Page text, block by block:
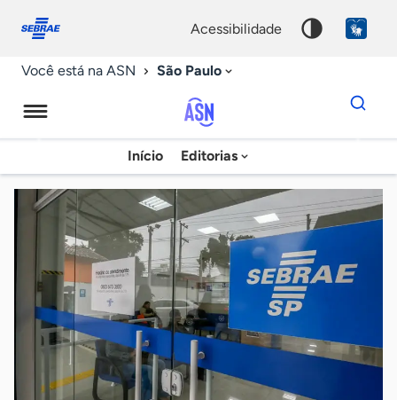
conosco
acessibilidade
Você está na ASN São Paulo
Agência
Sebrae
de
Notícias
Início Editorias
Dados
para
chave